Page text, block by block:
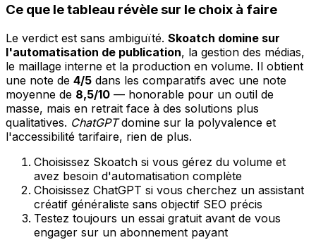
Ce que le tableau révèle sur le choix à faire
Le verdict est sans ambiguïté. Skoatch domine sur
l'automatisation de publication, la gestion des médias,
le maillage interne et la production en volume. Il obtient
une note de 4/5 dans les comparatifs avec une note
moyenne de 8,5/10 — honorable pour un outil de
masse, mais en retrait face à des solutions plus
qualitatives. ChatGPTdomine sur la polyvalence et
l'accessibilité tarifaire, rien de plus.
Choisissez Skoatch si vous gérez du volume et
avez besoin d'automatisation complète
Choisissez ChatGPT si vous cherchez un assistant
créatif généraliste sans objectif SEO précis
Testez toujours un essai gratuit avant de vous
engager sur un abonnement payant